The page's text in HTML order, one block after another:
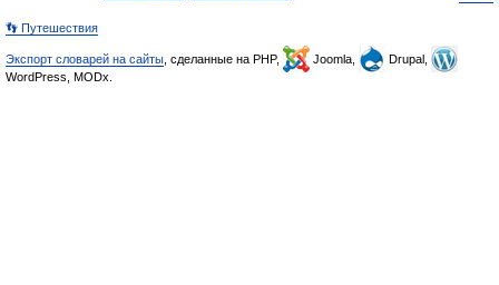
👣 Путешествия
Экспорт словарей на сайты , сделанные на PHP, Joomla,
Drupal,
WordPress, MODx.